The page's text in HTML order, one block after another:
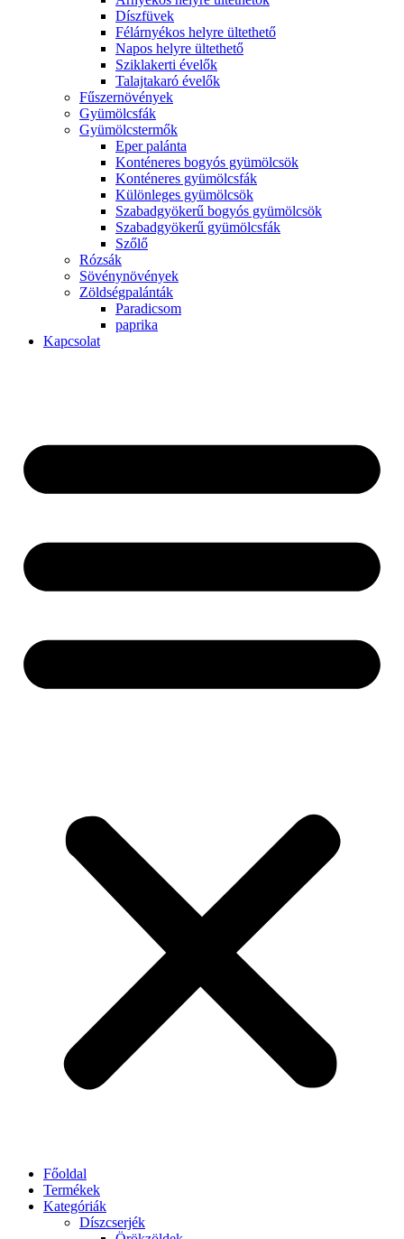
Díszfüvek
Félárnyékos helyre ültethető
Napos helyre ültethető
Sziklakerti évelők
Talajtakaró évelők
Fűszernövények
Gyümölcsfák
Gyümölcstermők
Eper palánta
Konténeres bogyós gyümölcsök
Konténeres gyümölcsfák
Különleges gyümölcsök
Szabadgyökerű bogyós gyümölcsök
Szabadgyökerű gyümölcsfák
Szőlő
Rózsák
Sövénynövények
Zöldségpalánták
Paradicsom
paprika
Kapcsolat
Főoldal
Termékek
Kategóriák
Díszcserjék